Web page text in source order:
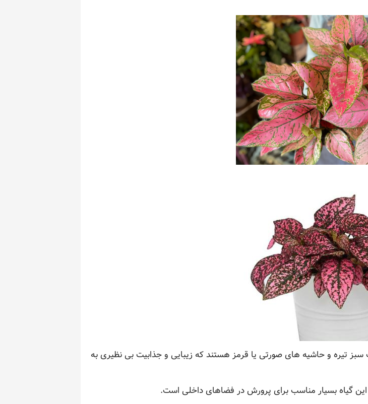
تیره و حاشیه های صورتی یا قرمز هستند که زیبایی و جذابیت بی نظیری به
گیاه بسیار مناسب برای پرورش در فضاهای داخلی است.